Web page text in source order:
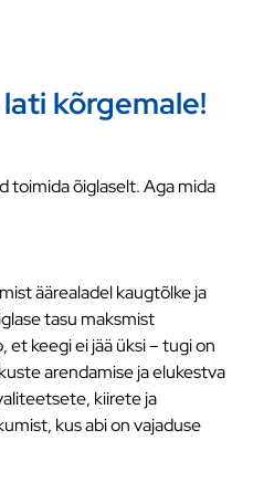
kõrgemale!
toimida õiglaselt. Aga mida
äärealadel kaugtõlke ja
tasu maksmist
et keegi ei jää üksi – tugi on
arendamise ja elukestva
kiirete ja
kus abi on vajaduse